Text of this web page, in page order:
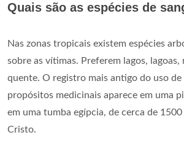
Quais são as espécies de
Nas zonas tropicais existem espécies
sobre as vítimas. Preferem lagos, lagoas,
quente. O registro mais antigo do uso de
propósitos medicinais aparece em uma
em uma tumba egípcia, de cerca de
Cristo.